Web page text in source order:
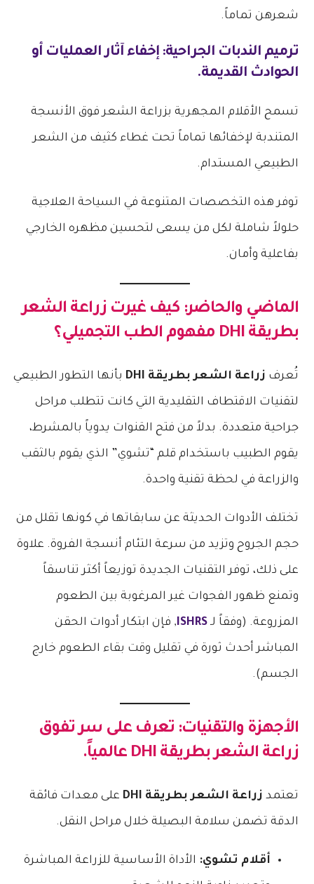
شعرهن تماماً.
ترميم الندبات الجراحية: إخفاء آثار العمليات أو
الحوادث القديمة.
تسمح الأقلام المجهرية بزراعة الشعر فوق الأنسجة
المتندبة لإخفائها تماماً تحت غطاء كثيف من الشعر
الطبيعي المستدام.
توفر هذه التخصصات المتنوعة في السياحة العلاجية
حلولاً شاملة لكل من يسعى لتحسين مظهره الخارجي
بفاعلية وأمان.
الماضي والحاضر: كيف غيرت زراعة الشعر
بطريقة DHI
مفهوم الطب التجميلي؟
تُعرف زراعة الشعر بطريقة DHI بأنها التطور الطبيعي
لتقنيات الاقتطاف التقليدية التي كانت تتطلب مراحل
جراحية متعددة. بدلاً من فتح القنوات يدوياً بالمشرط،
يقوم الطبيب باستخدام قلم “تشوي” الذي يقوم بالثقب
والزراعة في لحظة تقنية واحدة.
تختلف الأدوات الحديثة عن سابقاتها في كونها تقلل من
حجم الجروح وتزيد من سرعة التئام أنسجة الفروة. علاوة
على ذلك، توفر التقنيات الجديدة توزيعاً أكثر تناسقاً
وتمنع ظهور الفجوات غير المرغوبة بين الطعوم
المزروعة. (وفقاً لـISHRS, فإن ابتكار أدوات الحقن
المباشر أحدث ثورة في تقليل وقت بقاء الطعوم خارج
الجسم).
الأجهزة والتقنيات: تعرف على سر تفوق
زراعة الشعر بطريقة DHI
عالمياً.
تعتمد زراعة الشعر بطريقة DHI على معدات فائقة
الدقة تضمن سلامة البصيلة خلال مراحل النقل.
أقلام تشوي: الأداة الأساسية للزراعة المباشرة